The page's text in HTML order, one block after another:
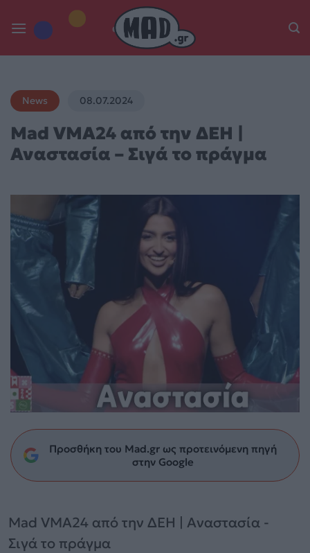
content
News 08.07.2024
Mad VMA24 από την ΔΕΗ |
Αναστασία – Σιγά το πράγμα
Προσθήκη του Mad.gr ως προτεινόμενη πηγή
στην Google
Mad VMA24 από την ΔΕΗ | Αναστασία -
Σιγά το πράγμα